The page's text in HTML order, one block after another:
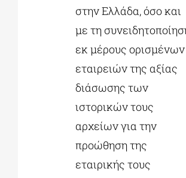
στην Ελλάδα, όσο και
με τη
εκ μέρους ορισμένων
εταιρειών της αξίας
διάσωσης των
ιστορικών τους
αρχείων για την
προώθηση της
εταιρικής τους